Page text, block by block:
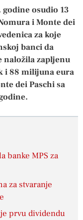
osudio 13
i Monte dei
za koje
banci da
naložila zapljenu
i 88 milijuna eura
dei Paschi sa
banke MPS za
za stvaranje
prvu dividendu